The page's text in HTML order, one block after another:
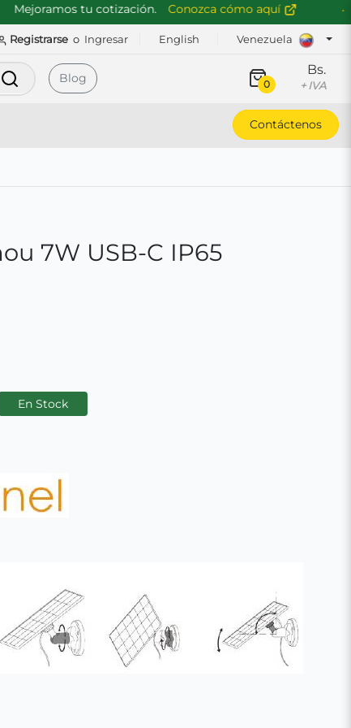
Mejoramos tu cotización. Conozca cómo aquí
Registrarse o Ingresar English Venezuela
Buscar Blog 0
Bs.
+ IVA
Contáctenos
7W USB-C IP65
En Stock